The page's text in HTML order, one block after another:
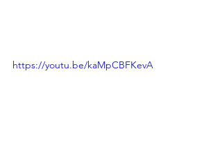
https://youtu.be/kaMpCBFKevA